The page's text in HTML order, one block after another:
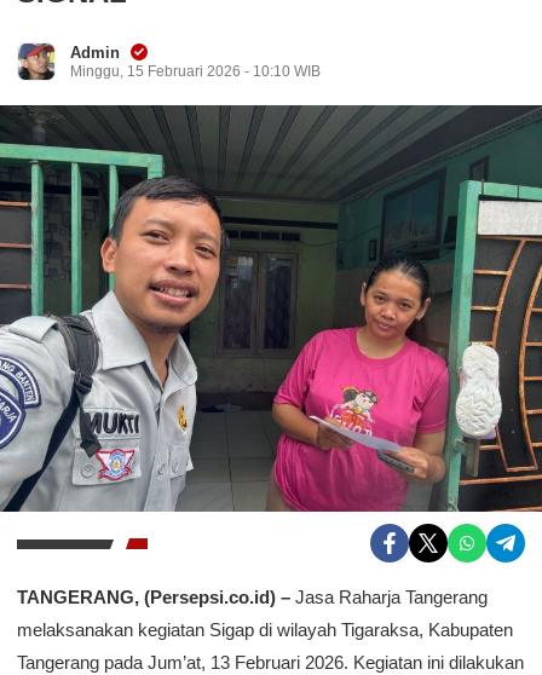
Admin
Minggu, 15 Februari 2026 - 10:10 WIB
TANGERANG, (Persepsi.co.id) – Jasa Raharja Tangerang
melaksanakan kegiatan Sigap di wilayah Tigaraksa, Kabupaten
Tangerang pada Jum’at, 13 Februari 2026. Kegiatan ini dilakukan